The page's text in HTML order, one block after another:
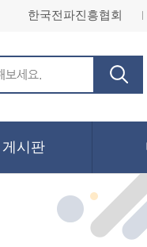
한국전파진흥협회
시판